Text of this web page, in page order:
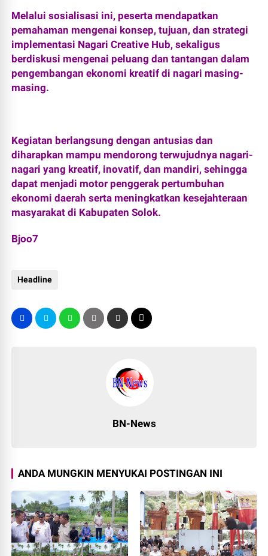
Melalui sosialisasi ini, peserta mendapatkan
pemahaman mengenai konsep, tujuan, dan strategi
implementasi Nagari Creative Hub, sekaligus
berdiskusi mengenai peluang dan tantangan dalam
pengembangan ekonomi kreatif di nagari masing-
masing.
Kegiatan berlangsung dengan antusias dan
diharapkan mampu mendorong terwujudnya nagari-
nagari yang kreatif, inovatif, dan mandiri, sehingga
dapat menjadi motor penggerak pertumbuhan
ekonomi daerah serta meningkatkan kesejahteraan
masyarakat di Kabupaten Solok.
Bjoo7
Headline
BN-News
ANDA MUNGKIN MENYUKAI POSTINGAN INI